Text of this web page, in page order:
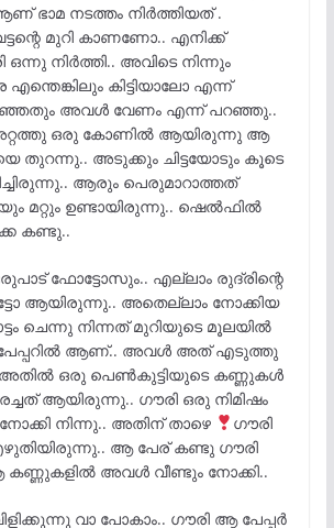
ഭാമ നടത്തം നിർത്തിയത് .
മുറി കാണണോ.. എനിക്ക്
ഒന്നു നിർത്തി.. അവിടെ നിന്നും
കിട്ടിയാലോ എന്ന്
അവൾ വേണം എന്ന് പറഞ്ഞു..
ഒരു കോണിൽ ആയിരുന്നു ആ
തുറന്നു.. അടുക്കും ചിട്ടയോടും കൂടെ
ആരും പെരുമാറാത്തത്
മറ്റും ഉണ്ടായിരുന്നു.. ഷെൽഫിൽ
കണ്ടു..
ഫോട്ടോസും.. എല്ലാം രുദ്രിന്റെ
ആയിരുന്നു.. അതെല്ലാം നോക്കിയ
ചെന്നു നിന്നത് മുറിയുടെ മൂലയിൽ
പേപ്പറിൽ ആണ്.. അവൾ അത് എടുത്തു
അതിൽ ഒരു പെൺകുട്ടിയുടെ കണ്ണുകൾ
ആയിരുന്നു.. ഗൗരി ഒരു നിമിഷം
നിന്നു.. അതിന് താഴെ
ഗൗരി
ആ പേര് കണ്ടു ഗൗരി
ആ കണ്ണുകളിൽ അവൾ വീണ്ടും നോക്കി..
വാ പോകാം.. ഗൗരി ആ പേപ്പർ